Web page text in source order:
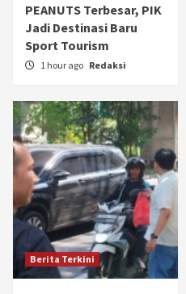
PEANUTS Terbesar, PIK
Jadi Destinasi Baru
Sport Tourism
1 hour ago Redaksi
Berita Terkini